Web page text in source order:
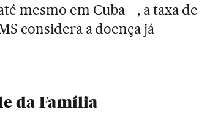
mesmo em Cuba—, a taxa de
considera a doença já
da Família